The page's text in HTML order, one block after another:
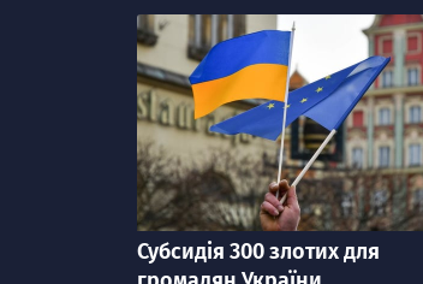
категорія
Субсидія 300 злотих для